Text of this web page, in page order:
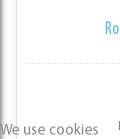
We use cookies